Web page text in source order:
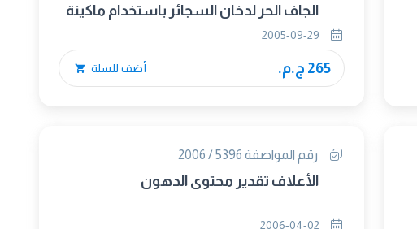
الجاف الحر لدخان السجائر باستخدام ماكينة
التدخين التحليليلة
265 ج.م. أضف للسلة
رقم المواصفة 5396 / 2006
الأعلاف تقدير محتوى الدهون